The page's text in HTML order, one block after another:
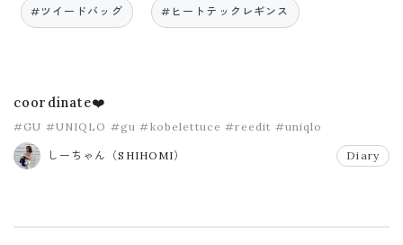
#ツイードバッグ #ヒートテックレギンス
coordinate❤️
#GU #UNIQLO #gu #kobelettuce #reedit #uniqlo
しーちゃん（SHIHOMI） Diary